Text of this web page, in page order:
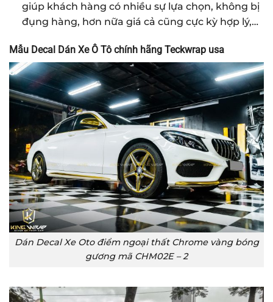
giúp khách hàng có nhiều sự lựa chọn, không bị
đụng hàng, hơn nữa giá cả cũng cực kỳ hợp lý,…
Mẫu Decal Dán Xe Ô Tô chính hãng Teckwrap usa
Dán Decal Xe Oto điểm ngoại thất Chrome vàng bóng
gương mã CHM02E – 2